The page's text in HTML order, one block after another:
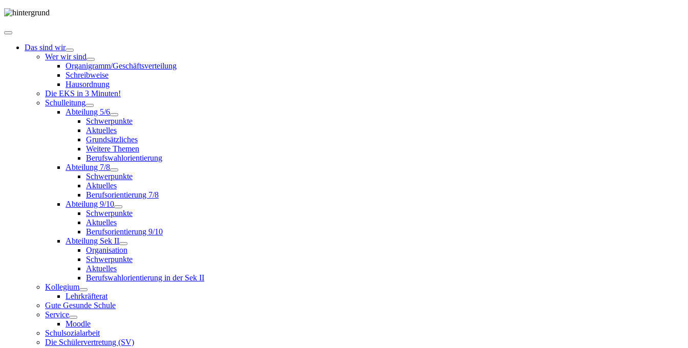
Das sind wir
Wer wir sind
Organigramm/Geschäftsverteilung
Schreibweise
Hausordnung
Die EKS in 3 Minuten!
Schulleitung
Abteilung 5/6
Schwerpunkte
Aktuelles
Grundsätzliches
Weitere Themen
Berufswahlorientierung
Abteilung 7/8
Schwerpunkte
Aktuelles
Berufsorientierung 7/8
Abteilung 9/10
Schwerpunkte
Aktuelles
Berufsorientierung 9/10
Abteilung Sek II
Organisation
Schwerpunkte
Aktuelles
Berufswahlorientierung in der Sek II
Kollegium
Lehrkräfterat
Gute Gesunde Schule
Service
Moodle
Schulsozialarbeit
Die Schülervertretung (SV)